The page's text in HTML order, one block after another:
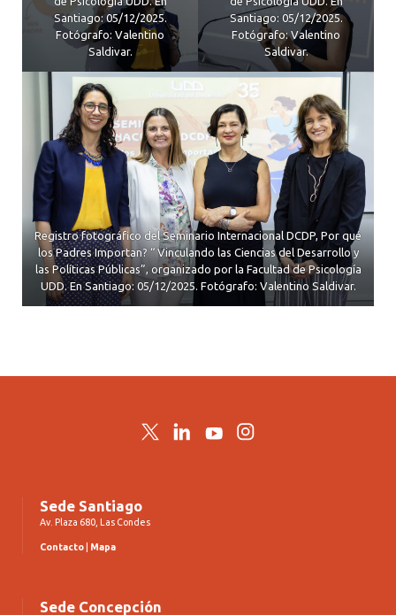
Santiago: 05/12/2025.
Fotógrafo: Valentino
Saldivar.
Santiago: 05/12/2025.
Fotógrafo: Valentino
Saldivar.
Registro fotográfico del Seminario Internacional DCDP, Por qué
los Padres Importan? “ Vinculando las Ciencias del Desarrollo y
las Políticas Públicas”, organizado por la Facultad de Psicología
UDD. En Santiago: 05/12/2025. Fotógrafo: Valentino Saldivar.
TwitterLinkedInYouTubeInstagram
Sede Santiago
Av. Plaza 680, Las Condes
Contacto Mapa
Sede Concepción